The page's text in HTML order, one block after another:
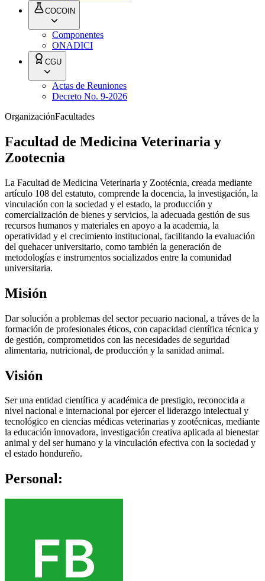
COCOIN
Componentes
ONADICI
CGU
Actas de Reuniones
Decreto No. 9-2026
OrganizaciónFacultades
Facultad de Medicina Veterinaria y
Zootecnia
La Facultad de Medicina Veterinaria y Zootécnia, creada mediante
artículo 108 del estatuto, comprende la docencia, la investigación, la
vinculación con la sociedad y el estado, la producción y
comercialización de bienes y servicios, la adecuada gestión de sus
recursos humanos y materiales en apoyo a la academia, la
operatividad y el crecimiento institucional, facilitando la evaluación
del quehacer universitario, como también la generación de
metodologías e instrumentos socializados entre la comunidad
universitaria.
Misión
Dar solución a problemas del sector pecuario nacional, a tráves de la
formación de profesionales éticos, con capacidad científica técnica y
de gestión, comprometidos con las necesidades de seguridad
alimentaria, nutricional, de producción y la sanidad animal.
Visión
Ser una entidad científica y académica de prestigio, reconocida a
nivel nacional e internacional por ejercer el liderazgo intelectual y
tecnológico en ciencias médicas veterinarias y zootécnicas, mediante
la educación innovadora, investigación creativa aplicada al bienestar
animal y del ser humano y la vinculación efectiva con la sociedad y
el estado hondureño.
Personal: